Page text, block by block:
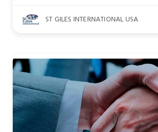
ST GILES INTERNATIONAL USA